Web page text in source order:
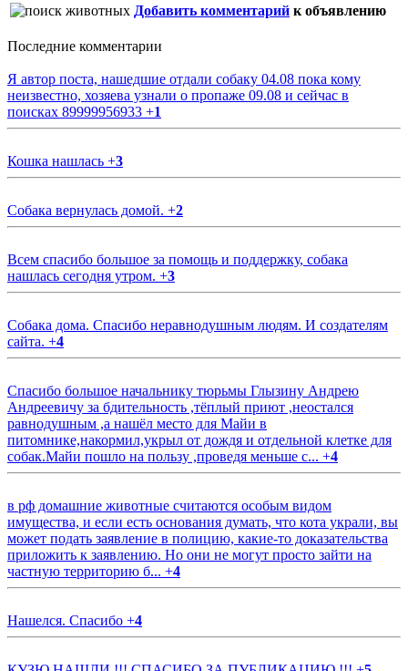
Добавить комментарий к объявлению
Последние комментарии
Я автор поста, нашедшие отдали собаку 04.08 пока кому
неизвестно, хозяева узнали о пропаже 09.08 и сейчас в
поисках 89999956933 +1
Кошка нашлась +3
Собака вернулась домой. +2
Всем спасибо большое за помощь и поддержку, собака
нашлась сегодня утром. +3
Собака дома. Спасибо неравнодушным людям. И создателям
сайта. +4
Спасибо большое начальнику тюрьмы Глызину Андрею
Андреевичу за бдительность ,тёплый приют ,неостался
равнодушным ,а нашёл место для Майи в
питомнике,накормил,укрыл от дождя и отдельной клетке для
собак.Майи пошло на пользу ,проведя меньше с... +4
в рф домашние животные считаются особым видом
имущества, и если есть основания думать, что кота украли, вы
может подать заявление в полицию, какие-то доказательства
приложить к заявлению. Но они не могут просто зайти на
частную территорию б... +4
Нашелся. Спасибо +4